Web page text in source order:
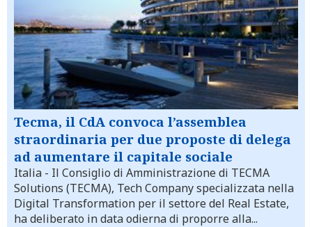
Tecma, il CdA convoca l’assemblea
straordinaria per due proposte di delega
ad aumentare il capitale sociale
Italia - Il Consiglio di Amministrazione di TECMA
Solutions (TECMA), Tech Company specializzata nella
Digital Transformation per il settore del Real Estate,
ha deliberato in data odierna di proporre alla...